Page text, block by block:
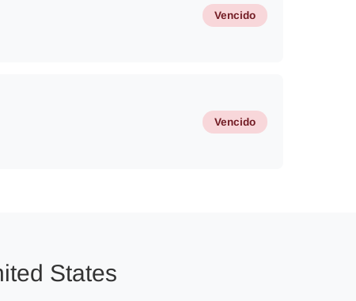
Vencido
Vencido
States